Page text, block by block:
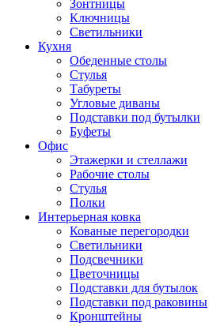
Зонтницы
Ключницы
Светильники
Кухня
Обеденные столы
Стулья
Табуреты
Угловые диваны
Подставки под бутылки
Буфеты
Офис
Этажерки и стеллажи
Рабочие столы
Стулья
Полки
Интерьерная ковка
Кованые перегородки
Светильники
Подсвечники
Цветочницы
Подставки для бутылок
Подставки под раковины
Кронштейны